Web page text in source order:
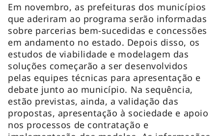
Em novembro, as prefeituras dos municípios
que aderiram ao programa serão informadas
sobre parcerias bem-sucedidas e concessões
em andamento no estado. Depois disso, os
estudos de viabilidade e modelagem das
soluções começarão a ser desenvolvidos
pelas equipes técnicas para apresentação e
debate junto ao município. Na sequência,
estão previstas, ainda, a validação das
propostas, apresentação à sociedade e apoio
nos processos de contratação e